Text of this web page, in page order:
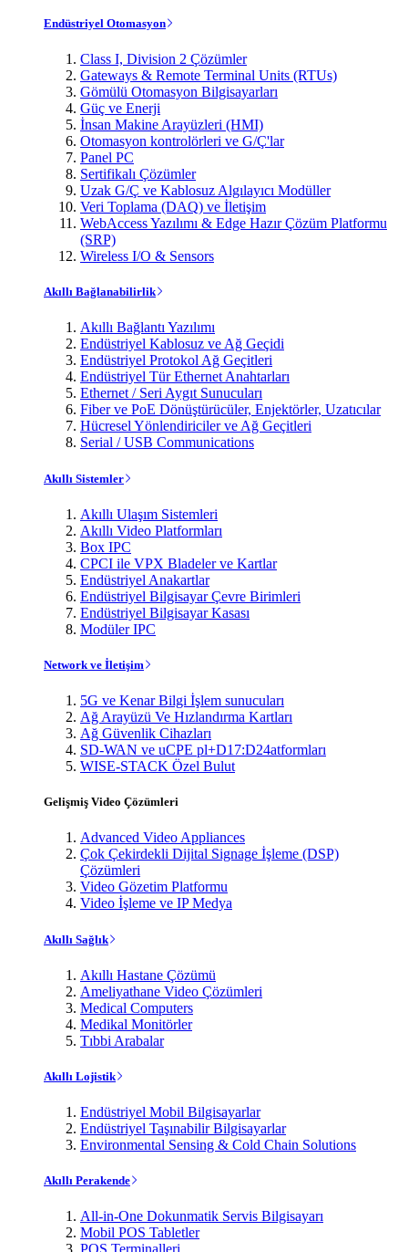
Endüstriyel Otomasyon
Class I, Division 2 Çözümler
Gateways & Remote Terminal Units (RTUs)
Gömülü Otomasyon Bilgisayarları
Güç ve Enerji
İnsan Makine Arayüzleri (HMI)
Otomasyon kontrolörleri ve G/Ç'lar
Panel PC
Sertifikalı Çözümler
Uzak G/Ç ve Kablosuz Algılayıcı Modüller
Veri Toplama (DAQ) ve İletişim
WebAccess Yazılımı & Edge Hazır Çözüm Platformu
(SRP)
Wireless I/O & Sensors
Akıllı Bağlanabilirlik
Akıllı Bağlantı Yazılımı
Endüstriyel Kablosuz ve Ağ Geçidi
Endüstriyel Protokol Ağ Geçitleri
Endüstriyel Tür Ethernet Anahtarları
Ethernet / Seri Aygıt Sunucuları
Fiber ve PoE Dönüştürücüler, Enjektörler, Uzatıcılar
Hücresel Yönlendiriciler ve Ağ Geçitleri
Serial / USB Communications
Akıllı Sistemler
Akıllı Ulaşım Sistemleri
Akıllı Video Platformları
Box IPC
CPCI ile VPX Bladeler ve Kartlar
Endüstriyel Anakartlar
Endüstriyel Bilgisayar Çevre Birimleri
Endüstriyel Bilgisayar Kasası
Modüler IPC
Network ve İletişim
5G ve Kenar Bilgi İşlem sunucuları
Ağ Arayüzü Ve Hızlandırma Kartları
Ağ Güvenlik Cihazları
SD-WAN ve uCPE pl+D17:D24atformları
WISE-STACK Özel Bulut
Gelişmiş Video Çözümleri
Advanced Video Appliances
Çok Çekirdekli Dijital Signage İşleme (DSP)
Çözümleri
Video Gözetim Platformu
Video İşleme ve IP Medya
Akıllı Sağlık
Akıllı Hastane Çözümü
Ameliyathane Video Çözümleri
Medical Computers
Medikal Monitörler
Tıbbi Arabalar
Akıllı Lojistik
Endüstriyel Mobil Bilgisayarlar
Endüstriyel Taşınabilir Bilgisayarlar
Environmental Sensing & Cold Chain Solutions
Akıllı Perakende
All-in-One Dokunmatik Servis Bilgisayarı
Mobil POS Tabletler